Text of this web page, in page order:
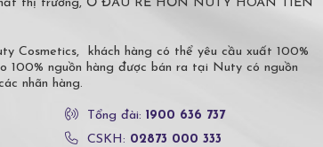
thị trường, Ở ĐÂU RẺ HƠN NUTY HOÀN TIỀN
Cosmetics, khách hàng có thể yêu cầu xuất 100%
100% nguồn hàng được bán ra tại Nuty có nguồn
nhãn hàng.
Tổng đài: 1900 636 737
CSKH: 02873 000 333